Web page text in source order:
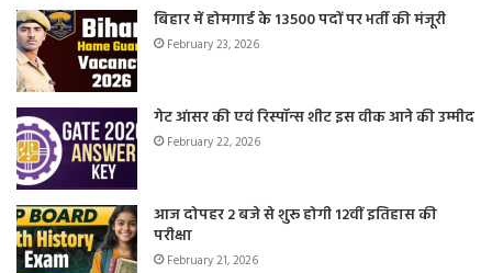
बिहार में होमगार्ड के 13500 पदों पर भर्ती की मंजूरी
February 23, 2026
गेट आंसर की एवं रिस्पॉन्स शीट इस वीक आने की उम्मीद
February 22, 2026
आज दोपहर 2 बजे से शुरू होगी 12वीं इतिहास की
परीक्षा
February 21, 2026